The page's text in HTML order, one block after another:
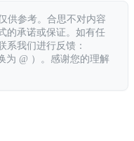
供参考。合思不对内容
的承诺或保证。如有任
系我们进行反馈：
为 @ ）。感谢您的理解